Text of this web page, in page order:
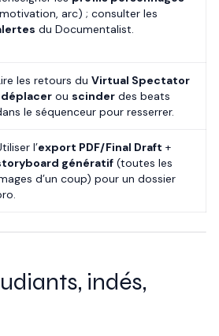
arc) ; consulter les
du Documentalist.
les retours du Virtual Spectator
déplacer ou scinder des beats
le séquenceur pour resserrer.
l’export PDF/Final Draft +
génératif (toutes les
d’un coup) pour un dossier
indés,